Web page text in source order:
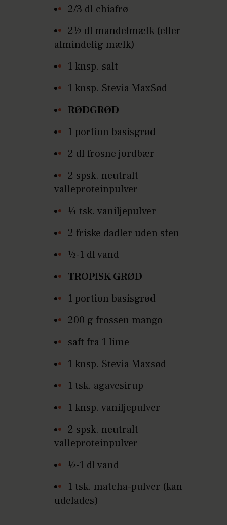
2/3 dl chiafrø
2½ dl mandelmælk (eller
almindelig mælk)
1 knsp. salt
1 knsp. Stevia MaxSød
RØDGRØD
1 portion basisgrød
2 dl frosne jordbær
2 spsk. neutralt
valleproteinpulver
¼ tsk. vaniljepulver
2 friske dadler uden sten
½-1 dl vand
TROPISK GRØD
1 portion basisgrød
200 g frossen mango
saft fra 1 lime
1 knsp. Stevia Maxsød
1 tsk. agavesirup
1 knsp. vaniljepulver
2 spsk. neutralt
valleproteinpulver
½-1 dl vand
1 tsk. matcha-pulver (kan
udelades)